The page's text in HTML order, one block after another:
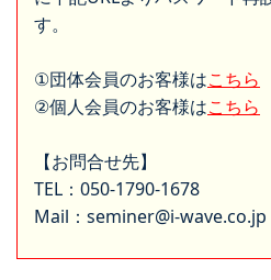
す。
①団体会員のお客様はこちら
②個人会員のお客様はこちら
【お問合せ先】
TEL：050-1790-1678
Mail：seminer@i-wave.co.jp